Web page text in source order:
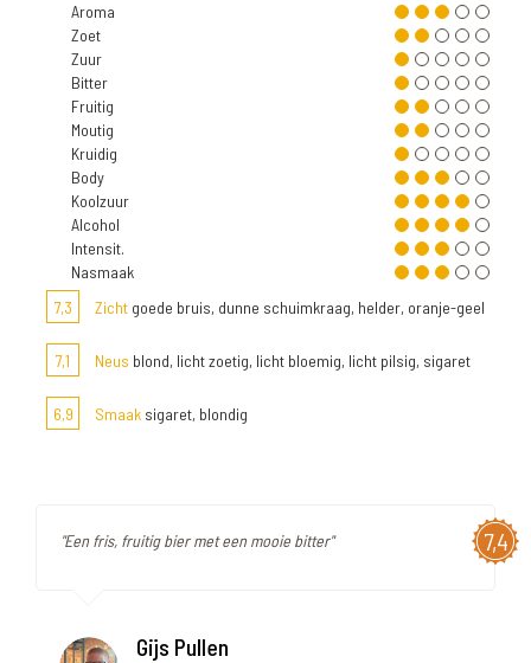
Aroma
Zoet
Zuur
Bitter
Fruitig
Moutig
Kruidig
Body
Koolzuur
Alcohol
Intensit.
Nasmaak
7,3
Zicht goede bruis, dunne schuimkraag, helder, oranje-geel
7,1 Neus blond, licht zoetig, licht bloemig, licht pilsig, sigaret
6,9 Smaak sigaret, blondig
7,4
"Een fris, fruitig bier met een mooie bitter"
Gijs Pullen